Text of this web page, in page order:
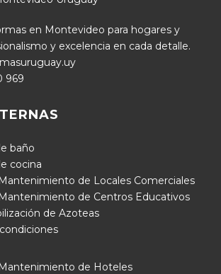
en Montevideo para hogares y
y excelencia en cada detalle.
969
baño
cocina
de Locales Comerciales
de Centros Educativos
de Azoteas
de Hoteles